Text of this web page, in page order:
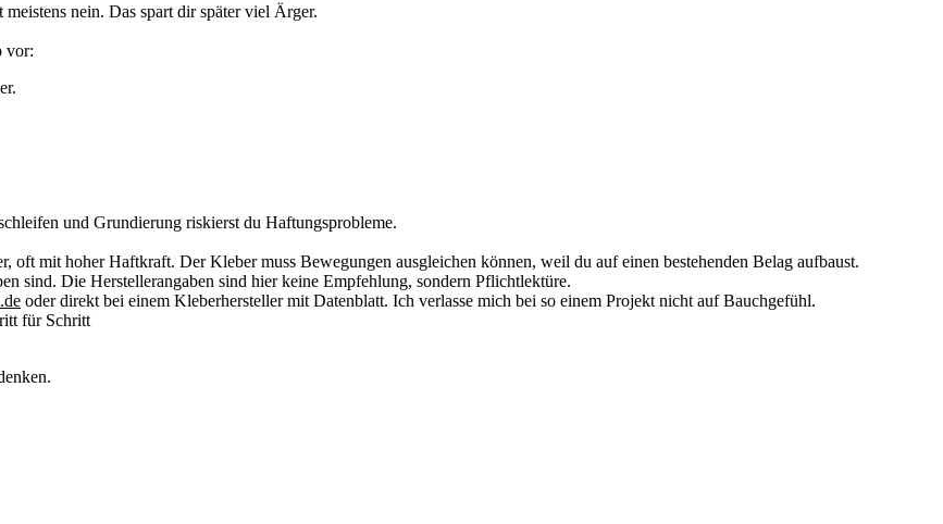
nein. Das spart dir später viel Ärger.
vor:
und Grundierung riskierst du Haftungsprobleme.
mit hoher Haftkraft. Der Kleber muss Bewegungen ausgleichen können, weil du auf einen bestehenden Belag aufbaust.
sind. Die Herstellerangaben sind hier keine Empfehlung, sondern Pflichtlektüre.
oder direkt bei einem Kleberhersteller mit Datenblatt. Ich verlasse mich bei so einem Projekt nicht auf Bauchgefühl.
für Schritt